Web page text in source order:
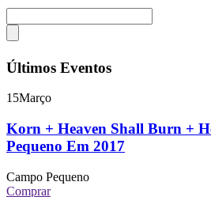
Últimos Eventos
15Março
Korn + Heaven Shall Burn +
Pequeno Em 2017
Campo Pequeno
Comprar